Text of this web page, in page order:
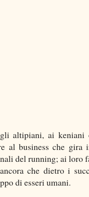
altipiani, ai keniani
al business che
del running; ai loro
che dietro i
di esseri umani.